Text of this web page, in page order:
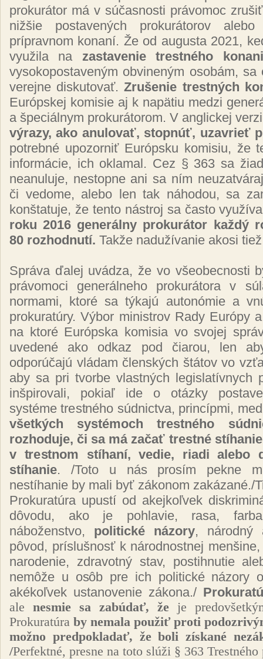
prokurátor má v súčasnosti právomoc
nižšie postavených prokurátorov
prípravnom konaní. Že od augusta 2021,
využila na zastavenie trestného
vysokopostaveným obvineným osobám,
verejne diskutovať.Zrušenie trestných
Európskej komisie aj k napätiu medzi
a špeciálnym prokurátorom. V anglickej
výrazy, ako anulovať, stopnúť, uzavrieť
potrebné upozorniť Európsku komisiu, že
informácie, ich oklamal. Cez § 363 sa
neanuluje, nestopne ani sa ním
či vedome, alebo len tak náhodou, sa
konštatuje, že tento nástroj sa často
roku 2016 generálny prokurátor každý
80 rozhodnutí. Takže nadužívanie akosi
Správa ďalej uvádza, že vo všeobecnosti
právomoci generálneho prokurátora v
normami, ktoré sa týkajú autonómie a
prokuratúry. Výbor ministrov Rady Európy
na ktoré Európska komisia vo svojej
uvedené ako odkaz pod čiarou, len
odporúčajú vládam členských štátov vo
aby sa pri tvorbe vlastných legislatívnych
inšpirovali, pokiaľ ide o otázky
systéme trestného súdnictva, princípmi,
všetkých systémoch trestného
rozhoduje, či sa má začať trestné
v trestnom stíhaní, vedie, riadi alebo
stíhanie. /Toto u nás prosím pekne
nestíhanie by mali byť zákonom zakázané./
Prokuratúra upustí od akejkoľvek
dôvodu, ako je pohlavie, rasa,
náboženstvo, politické názory, národný
pôvod, príslušnosť k národnostnej
narodenie, zdravotný stav, postihnutie
nemôže u osôb pre ich politické názory
akékoľvek ustanovenie zákona./
ale nesmie sa zabúdať, že je
Prokuratúra by nemala použiť proti
možno predpokladať, že boli získané
/Perfektné, presne na toto slúži § 363